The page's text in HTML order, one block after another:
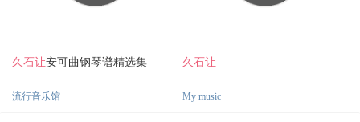
久石让安可曲钢琴谱精选集
流行音乐馆
久石让
My music